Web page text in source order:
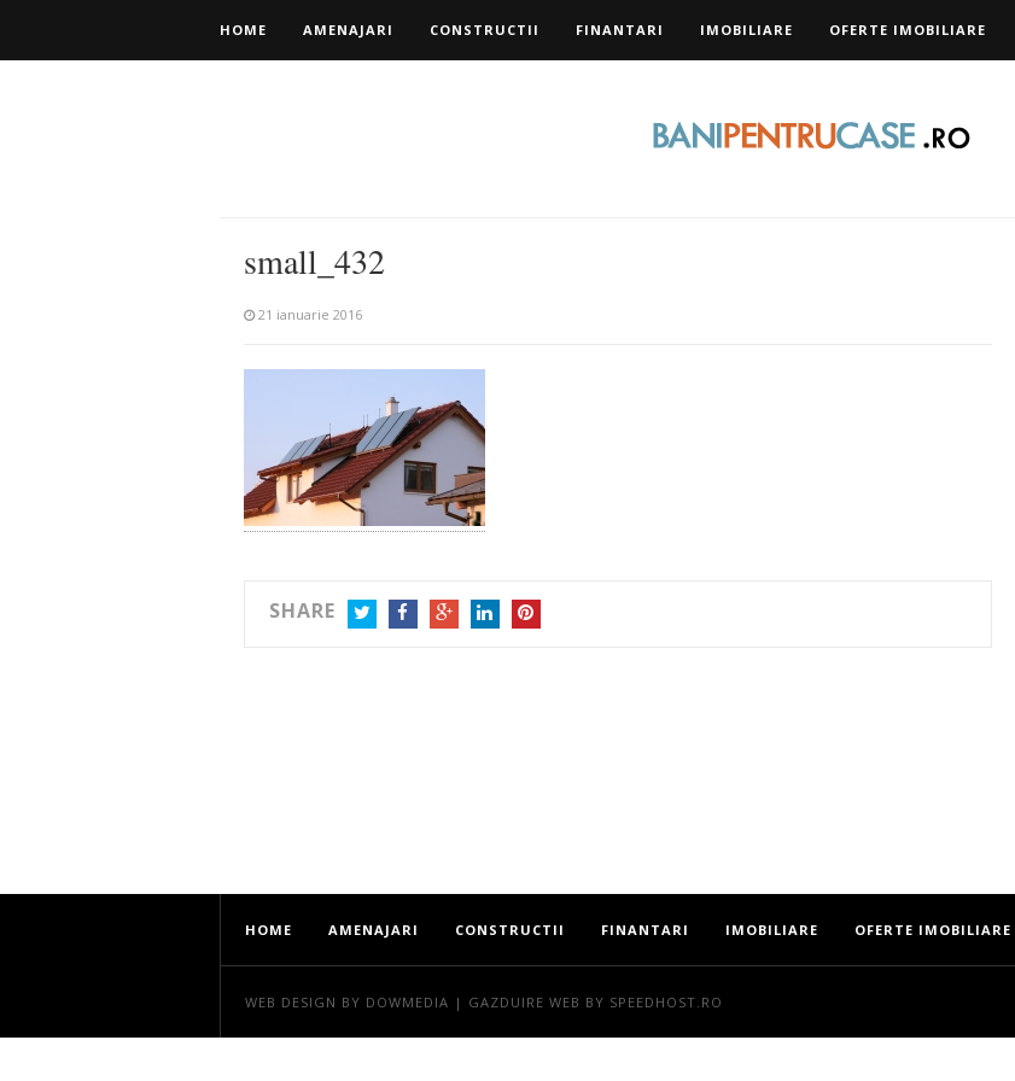
HOME AMENAJARI CONSTRUCTII FINANTARI IMOBILIARE OFERTE IMOBILIARE
small_432
21 ianuarie 2016
SHARE
HOME AMENAJARI CONSTRUCTII FINANTARI IMOBILIARE OFERTE IMOBILIARE
WEB DESIGN BY DOWMEDIA | GAZDUIRE WEB BY SPEEDHOST.RO